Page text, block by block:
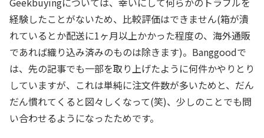
経験したことがないため、比較評価はできません(箱が潰
れているとか配送に1ヶ月以上かかった程度の、海外通販
であれば織り込み済みのものは除きます)。Banggoodで
は、先の記事でも一部を取り上げたように何件かやりとり
していますが、これは単純に注文件数が多いためと、だん
だん慣れてくると図々しくなって(笑)、少しのことでも問
い合わせるようになったためです。